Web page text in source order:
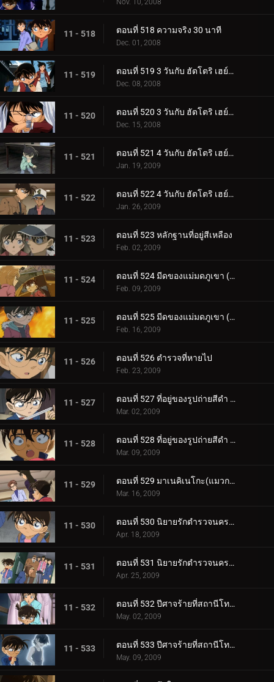
Nov. 10, 2008
11 - 518 ตอนที่ 518 ความจริง 30 นาที
Dec. 01, 2008
11 - 519 ตอนที่ 519 3 วันกับ ฮัตโตริ เฮย์จิ (ตอนพิเศษ 1)
Dec. 08, 2008
11 - 520 ตอนที่ 520 3 วันกับ ฮัตโตริ เฮย์จิ (ตอนพิเศษ 2)
Dec. 15, 2008
11 - 521 ตอนที่ 521 4 วันกับ ฮัตโตริ เฮย์จิ (ตอนพิเศษ 3)
Jan. 19, 2009
11 - 522 ตอนที่ 522 4 วันกับ ฮัตโตริ เฮย์จิ (ตอนพิเศษ 4)
Jan. 26, 2009
11 - 523 ตอนที่ 523 หลักฐานที่อยู่สีเหลือง
Feb. 02, 2009
11 - 524 ตอนที่ 524 มีดของแม่มดภูเขา (ตอน 1)
Feb. 09, 2009
11 - 525 ตอนที่ 525 มีดของแม่มดภูเขา (ตอน 2)
Feb. 16, 2009
11 - 526 ตอนที่ 526 ตำรวจที่หายไป
Feb. 23, 2009
11 - 527 ตอนที่ 527 ที่อยู่ของรูปถ่ายสีดำ (ตอน 1)
Mar. 02, 2009
11 - 528 ตอนที่ 528 ที่อยู่ของรูปถ่ายสีดำ (ตอน 2)
Mar. 09, 2009
11 - 529 ตอนที่ 529 มาเนคิเนโกะ(แมวกวัก) จากขวาไปซ้าย
Mar. 16, 2009
11 - 530 ตอนที่ 530 นิยายรักตำรวจนครบาล ภาค 8 แหวนของซาโต้ (ตอนพิเศษ 1)
Apr. 18, 2009
11 - 531 ตอนที่ 531 นิยายรักตำรวจนครบาล ภาค 8 แหวนของซาโต้ (ตอนพิเศษ 2)
Apr. 25, 2009
11 - 532 ตอนที่ 532 ปีศาจร้ายที่สถานีโทรทัศน์ (ตอนพิเศษ 1)
May. 02, 2009
11 - 533 ตอนที่ 533 ปีศาจร้ายที่สถานีโทรทัศน์ (ตอนพิเศษ 2)
May. 09, 2009